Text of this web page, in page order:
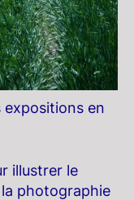
expositions en
illustrer le
photographie